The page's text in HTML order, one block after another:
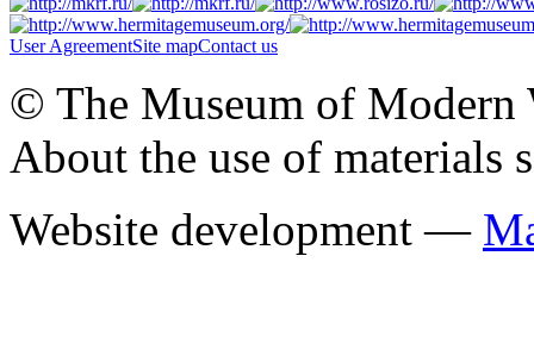
User AgreementSite mapContact us
© The Museum of Modern
About the use of materials
Website development —